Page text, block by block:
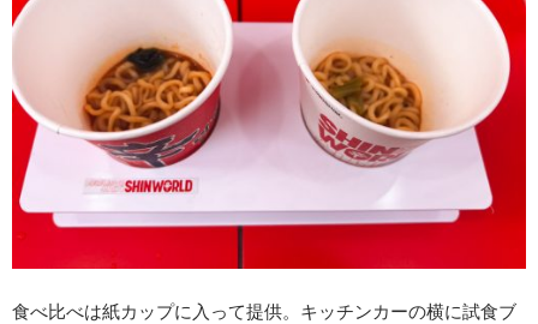
食べ比べは紙カップに入って提供。キッチンカーの横に試食ブ